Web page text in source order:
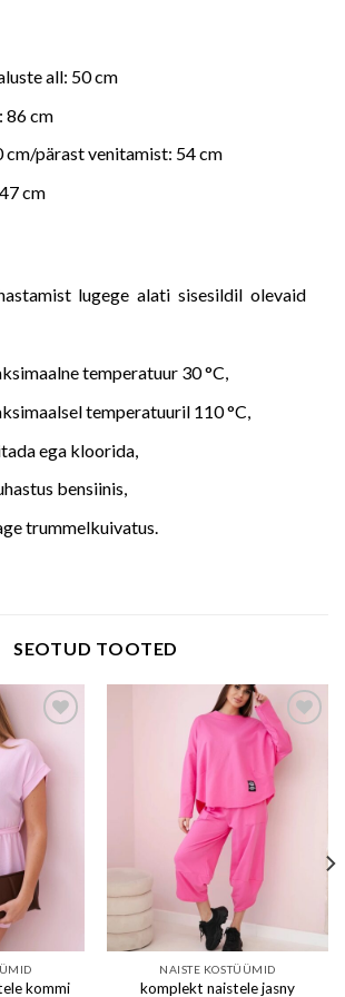
all: 50 cm
86 cm
cm/pärast venitamist: 54 cm
cm
lugege alati sisesildil olevaid
temperatuur 30 °C,
temperatuuril 110 °C,
ega kloorida,
bensiinis,
trummelkuivatus.
SEOTUD TOOTED
wishlist
kommi
Add to wishlist
NAISTE KOSTÜÜMID
komplekt naistele jasny